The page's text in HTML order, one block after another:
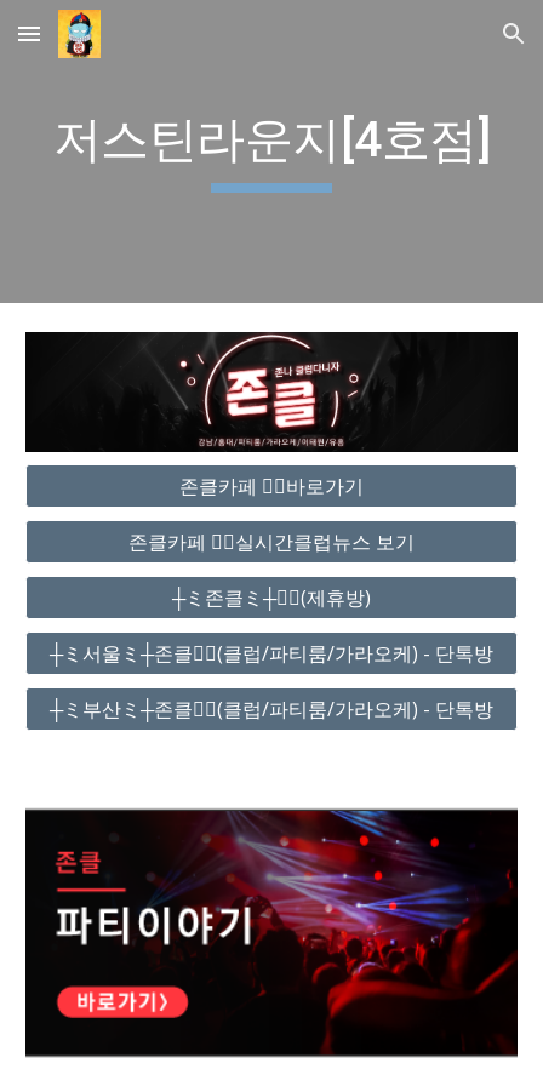
Skip to main content Skip to navigation
저스틴라운지[4호점]
존클카페 ❤️‍🔥바로가기
존클카페 ❤️‍🔥실시간클럽뉴스 보기
┼ミ존클ミ┼❤️‍🔥(제휴방)
┼ミ서울ミ┼존클❤️‍🔥(클럽/파티룸/가라오케) - 단톡방
┼ミ부산ミ┼존클❤️‍🔥(클럽/파티룸/가라오케) - 단톡방